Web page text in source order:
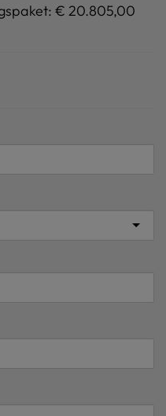
€ 20.805,00